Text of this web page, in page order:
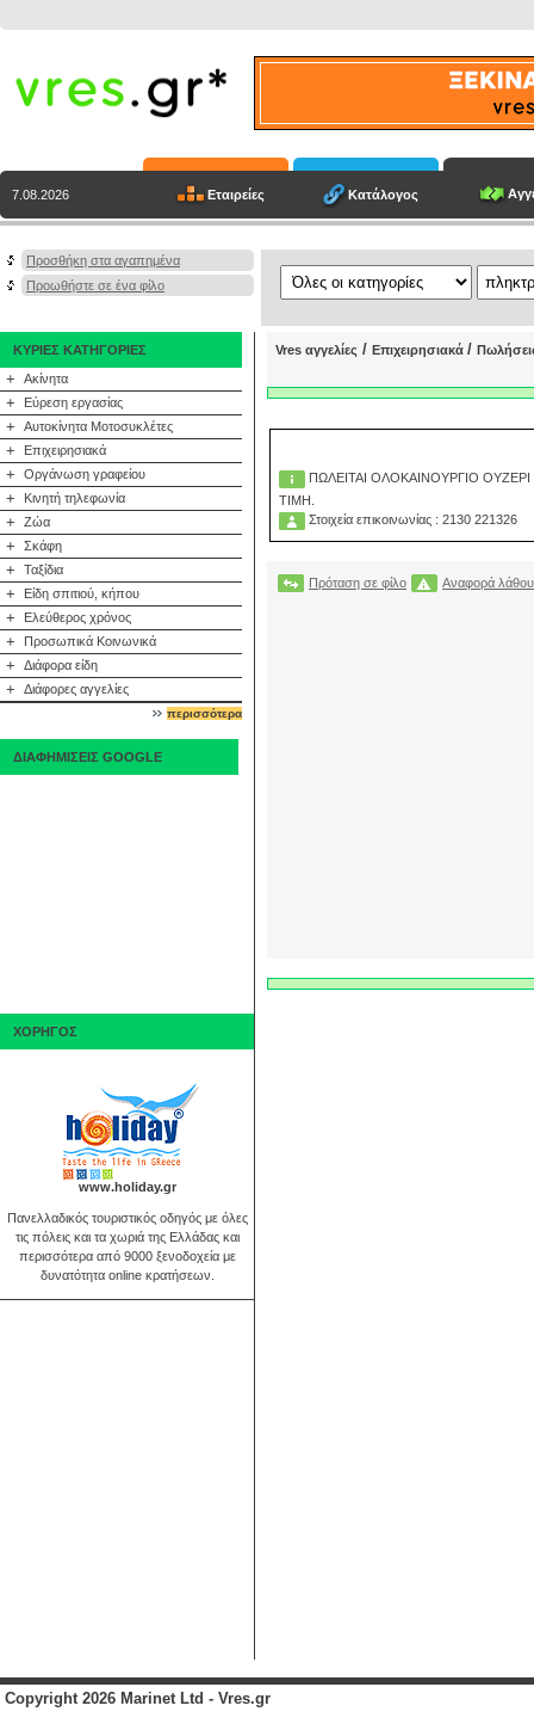
7.08.2026 Εταιρείες Κατάλογος
Προσθήκη στα αγαπημένα
Προωθήστε σε ένα φίλο
ΚΥΡΙΕΣ ΚΑΤΗΓΟΡΙΕΣ
+ Ακίνητα
+ Εύρεση εργασίας
+ Αυτοκίνητα Μοτοσυκλέτες
+ Επιχειρησιακά
+ Οργάνωση γραφείου
+ Κινητή τηλεφωνία
+ Ζώα
+ Σκάφη
+ Ταξίδια
+ Είδη σπιτιού, κήπου
+ Ελεύθερος χρόνος
+ Προσωπικά Κοινωνικά
+ Διάφορα είδη
+ Διάφορες αγγελίες
περισσότερα
ΔΙΑΦΗΜΙΣΕΙΣ GOOGLE
ΧΟΡΗΓΟΣ
www.holiday.gr
Πανελλαδικός τουριστικός οδηγός με όλες
τις πόλεις και τα χωριά της Ελλάδας και
περισσότερα από 9000 ξενοδοχεία με
δυνατότητα online κρατήσεων.
Vres αγγελίες / Επιχειρησιακά /
ΠΩΛΕΙΤΑΙ ΟΛΟΚΑΙΝΟΥΡΓΙΟ
ΤΙΜΗ.
Στοιχεία επικοινωνίας : 2130 221326
Πρόταση σε φίλο Αναφορά
Copyright 2026 Marinet Ltd - Vres.gr